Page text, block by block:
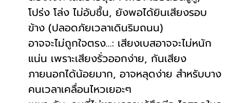
โปร่ง โล่ง ไม่อับชื้น, ยังพอได้ยินเสียงรอบ
ข้าง (ปลอดภัยเวลาเดินริมถนน)
อาจจะไม่ถูกใจตรง...: เสียงเบสอาจจะไม่หนัก
แน่น เพราะเสียงรั่วออกง่าย, กันเสียง
ภายนอกได้น้อยมาก, อาจหลุดง่าย สำหรับบาง
คนเวลาเคลื่อนไหวเยอะๆ